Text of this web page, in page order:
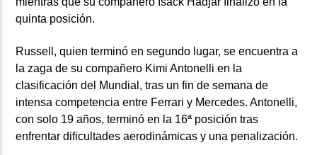
quinta posición.
Russell, quien terminó en segundo lugar, se encuentra a
la zaga de su compañero Kimi Antonelli en la
clasificación del Mundial, tras un fin de semana de
intensa competencia entre Ferrari y Mercedes. Antonelli,
con solo 19 años, terminó en la 16ª posición tras
enfrentar dificultades aerodinámicas y una penalización.